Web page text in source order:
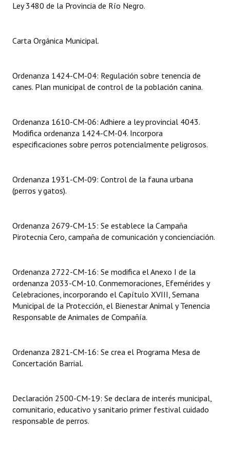
Actas de Sesión
Actas de Audiencias Públicas
Comunicaciones
Declaraciones
Resoluciones de Presidencia
Antiguos Pobladores
Registros y Distinciones
Datos Históricos
Premio al Mérito - Registro
Mujeres que Dejaron Huellas - Registro
Ciudadano Ilustre - Registro
Banca del Vecino - Registro
Ley 3480 de la Provincia de Río Negro.
Carta Orgánica Municipal.
Ordenanza 1424-CM-04: Regulación sobre tenencia de
canes. Plan municipal de control de la población canina.
Ordenanza 1610-CM-06: Adhiere a ley provincial 4043.
Modifica ordenanza 1424-CM-04. Incorpora
especificaciones sobre perros potencialmente peligrosos.
Ordenanza 1931-CM-09: Control de la fauna urbana
(perros y gatos).
Ordenanza 2679-CM-15: Se establece la Campaña
Pirotecnia Cero, campaña de comunicación y concienciación.
Ordenanza 2722-CM-16: Se modifica el Anexo I de la
ordenanza 2033-CM-10. Conmemoraciones, Efemérides y
Celebraciones, incorporando el Capítulo XVIII, Semana
Municipal de la Protección, el Bienestar Animal y Tenencia
Responsable de Animales de Compañía.
Ordenanza 2821-CM-16: Se crea el Programa Mesa de
Concertación Barrial.
Declaración 2500-CM-19: Se declara de interés municipal,
comunitario, educativo y sanitario primer festival cuidado
responsable de perros.